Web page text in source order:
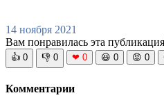
14 ноября 2021
Вам понравилась эта
👍 0 👎 0 ❤ 0 😆 0 😡 0
Комментарии